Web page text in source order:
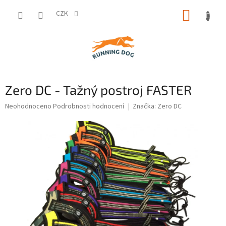
CZK
Zero DC - Tažný postroj FASTER
Průměrné
Neohodnoceno Podrobnosti hodnocení Značka: Zero DC